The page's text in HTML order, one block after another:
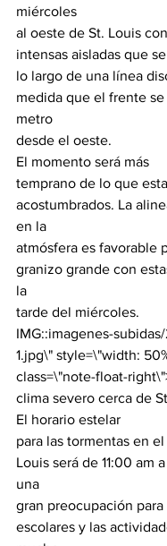
miércoles
al oeste de St. Louis
intensas aisladas que
lo largo de una línea
medida que el frente se
metro
desde el oeste.
El momento será más
temprano de lo que
acostumbrados. La
en la
atmósfera es favorable
granizo grande con
la
tarde del miércoles.
IMG::imagenes-
1.jpg\" style=\"width:
class=\"note-float-
clima severo cerca de
El horario estelar
para las tormentas en el
Louis será de 11:00 am
una
gran preocupación
escolares y las